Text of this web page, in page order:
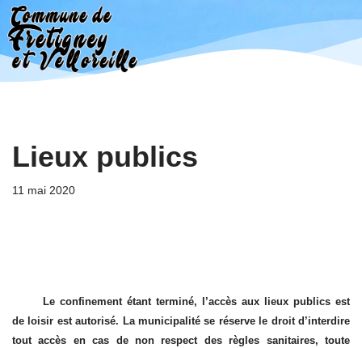
Aller
au
contenu
Lieux publics
11 mai 2020
Le confinement étant terminé, l’accès aux lieux publics est
de loisir est autorisé. La municipalité se réserve le droit d’interdire
tout accès en cas de non respect des règles sanitaires, toute